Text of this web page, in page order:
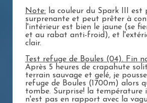
Note: la couleur du Spark III est
surprenante et peut prêter à
l'intérieur est bien le jaune (se
et au rabat anti-froid), et
clair.
Test refuge de Boules (04). Fin
Après 5 heures de crapahute
terrain sauvage et gelé, je
refuge de Boules (1700m) alors
tombe. Surprise! la température
n'est pas en rapport avec la